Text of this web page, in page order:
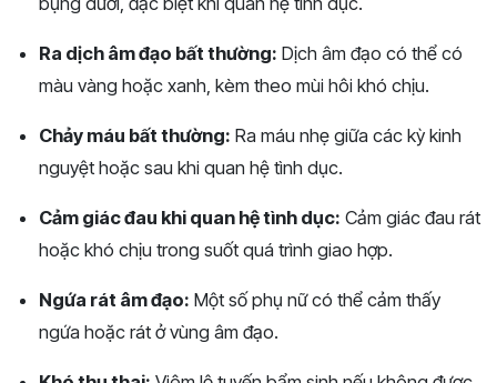
Ra dịch âm đạo bất thường: Dịch âm đạo có thể có
màu vàng hoặc xanh, kèm theo mùi hôi khó chịu.
Chảy máu bất thường: Ra máu nhẹ giữa các kỳ kinh
nguyệt hoặc sau khi quan hệ tình dục.
Cảm giác đau khi quan hệ tình dục: Cảm giác đau rát
hoặc khó chịu trong suốt quá trình giao hợp.
Ngứa rát âm đạo: Một số phụ nữ có thể cảm thấy
ngứa hoặc rát ở vùng âm đạo.